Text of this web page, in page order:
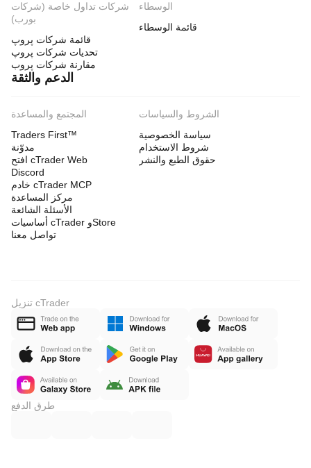
شركات تداول خاصة (شركات
بورب)
قائمة شركات پروپ
تحديات شركات پروپ
مقارنة شركات پروب
الوسطاء
قائمة الوسطاء
الدعم والثقة
المجتمع والمساعدة
Traders First™
مدوّنة
افتح cTrader Web
Discord
خادم cTrader MCP
مركز المساعدة
الأسئلة الشائعة
أساسيات cTrader وStore
تواصل معنا
الشروط والسياسات
سياسة الخصوصية
شروط الاستخدام
حقوق الطبع والنشر
تنزيل cTrader
طرق الدفع